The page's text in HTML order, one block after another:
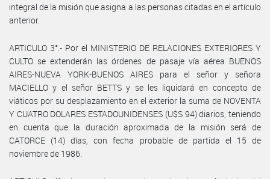
integral de la misión que asigna a las personas citadas en el artículo
anterior.
ARTICULO 3°.- Por el MINISTERIO DE RELACIONES EXTERIORES Y
CULTO se extenderán las órdenes de pasaje vía aérea BUENOS
AIRES-NUEVA YORK-BUENOS AIRES para el señor y señora
MACIELLO y el señor BETTS y se les liquidará en concepto de
viáticos por su desplazamiento en el exterior la suma de NOVENTA
Y CUATRO DOLARES ESTADOUNIDENSES (U$S 94) diarios, teniendo
en cuenta que la duración aproximada de la misión será de
CATORCE (14) días, con fecha probable de partida el 15 de
noviembre de 1986.